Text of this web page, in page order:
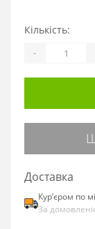
Кількість:
-
Доставка
Курʼєром по
За